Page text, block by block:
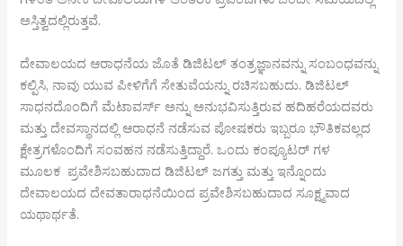
ಅಸ್ತಿತ್ವದಲ್ಲಿರುತ್ತವೆ.
ದೇವಾಲಯದ ಆರಾಧನೆಯ ಜೊತೆ ಡಿಜಿಟಲ್ ತಂತ್ರಜ್ಞಾನವನ್ನು ಸಂಬಂಧವನ್ನು
ಕಲ್ಪಿಸಿ, ನಾವು ಯುವ ಪೀಳಿಗೆಗೆ ಸೇತುವೆಯನ್ನು ರಚಿಸಬಹುದು. ಡಿಜಿಟಲ್
ಸಾಧನದೊಂದಿಗೆ ಮೆಟಾವರ್ಸ್ ಅನ್ನು ಅನುಭವಿಸುತ್ತಿರುವ ಹದಿಹರೆಯದವರು
ಮತ್ತು ದೇವಸ್ಥಾನದಲ್ಲಿ ಆರಾಧನೆ ನಡೆಸುವ ಪೋಷಕರು ಇಬ್ಬರೂ ಭೌತಿಕವಲ್ಲದ
ಕ್ಷೇತ್ರಗಳೊಂದಿಗೆ ಸಂವಹನ ನಡೆಸುತ್ತಿದ್ದಾರೆ. ಒಂದು ಕಂಪ್ಯೂಟರ್ ಗಳ
ಮೂಲಕ ಪ್ರವೇಶಿಸಬಹುದಾದ ಡಿಜಿಟಲ್ ಜಗತ್ತು ಮತ್ತು ಇನ್ನೊಂದು
ದೇವಾಲಯದ ದೇವತಾರಾಧನೆಯಿಂದ ಪ್ರವೇಶಿಸಬಹುದಾದ ಸೂಕ್ಷ್ಮವಾದ
ಯಥಾರ್ಥತೆ.